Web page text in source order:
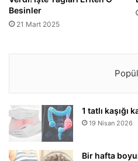
Besinler
21 Mart 2025
1 tatlı kaşığı
19 Nisan 2026
Bir hafta